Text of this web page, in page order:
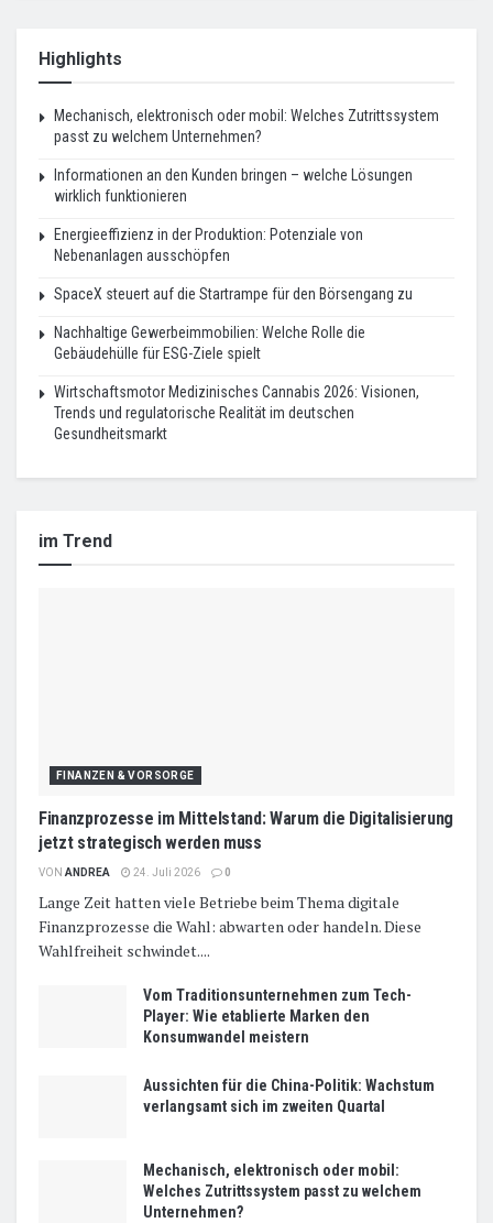
Highlights
Mechanisch, elektronisch oder mobil: Welches Zutrittssystem
passt zu welchem Unternehmen?
Informationen an den Kunden bringen – welche Lösungen
wirklich funktionieren
Energieeffizienz in der Produktion: Potenziale von
Nebenanlagen ausschöpfen
SpaceX steuert auf die Startrampe für den Börsengang zu
Nachhaltige Gewerbeimmobilien: Welche Rolle die
Gebäudehülle für ESG-Ziele spielt
Wirtschaftsmotor Medizinisches Cannabis 2026: Visionen,
Trends und regulatorische Realität im deutschen
Gesundheitsmarkt
im Trend
FINANZEN & VORSORGE
Finanzprozesse im Mittelstand: Warum die Digitalisierung
jetzt strategisch werden muss
VON ANDREA 24. Juli 2026 0
Lange Zeit hatten viele Betriebe beim Thema digitale
Finanzprozesse die Wahl: abwarten oder handeln. Diese
Wahlfreiheit schwindet....
Vom Traditionsunternehmen zum Tech-
Player: Wie etablierte Marken den
Konsumwandel meistern
Aussichten für die China-Politik: Wachstum
verlangsamt sich im zweiten Quartal
Mechanisch, elektronisch oder mobil:
Welches Zutrittssystem passt zu welchem
Unternehmen?